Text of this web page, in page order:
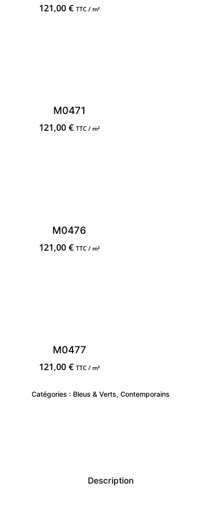
121,00€ TTC / m²
M0471
121,00€ TTC / m²
M0476
121,00€ TTC / m²
M0477
121,00€ TTC / m²
Catégories : Bleus & Verts, Contemporains
Description